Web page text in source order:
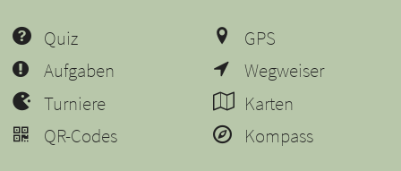
Quiz
Aufgaben
Turniere
QR-Codes
GPS
Wegweiser
Karten
Kompass